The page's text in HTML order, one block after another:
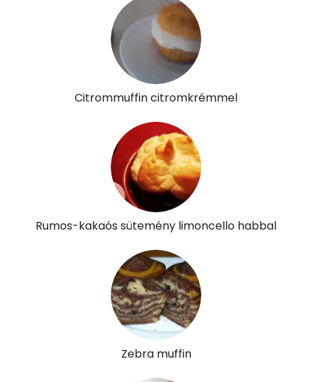
Citrommuffin citromkrémmel
Rumos-kakaós sütemény limoncello habbal
Zebra muffin